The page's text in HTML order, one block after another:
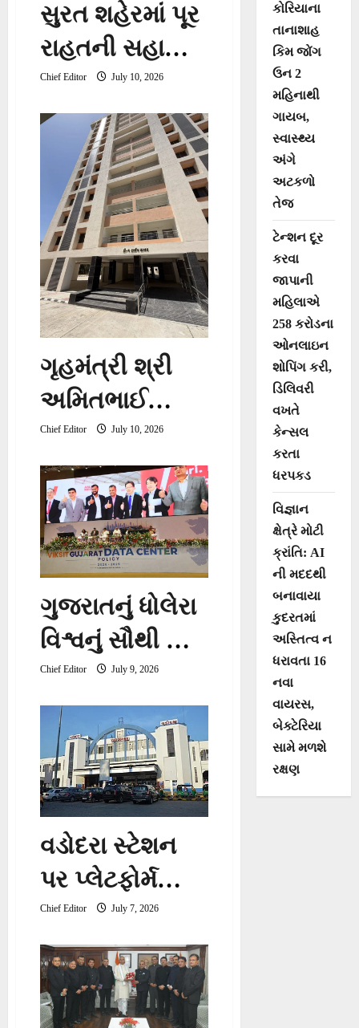
સુરત શહેરમાં પૂર
રાહતની સહાય
માટે તત્કાલ
સર્વેની કામગીરી
Chief Editor July 10, 2026
ગૃહમંત્રી શ્રી
અમિતભાઈ
શાહના હસ્તે
અમદાવાદમાં
સરકારી
આવાસોનું
લોકાર્પણ
Chief Editor July 10, 2026
ગુજરાતનું ધોલેરા
વિશ્વનું સૌથી મોટું
‘ડેટા સેન્ટર સિટી’
બનશે.
Chief Editor July 9, 2026
વડોદરા સ્ટેશન
પર પ્લેટફોર્મ
વિસ્તરણના
સિવિલ વર્કને
કારણે કેટલીક
ટ્રેનો પ્રભાવિત
Chief Editor July 7, 2026
કોરિયાના
તાનાશાહ
કિમ જોંગ
ઉન 2
મહિનાથી
ગાયબ,
સ્વાસ્થ્ય
અંગે
અટકળો
તેજ
ટેન્શન દૂર
કરવા
જાપાની
મહિલાએ
258 કરોડના
ઓનલાઇન
શોપિંગ કરી,
ડિલિવરી
વખતે
કેન્સલ
કરતા
ધરપકડ
વિજ્ઞાન
ક્ષેત્રે મોટી
ક્રાંતિ: AI
ની મદદથી
બનાવાયા
કુદરતમાં
અસ્તિત્વ ન
ધરાવતા 16
નવા
વાયરસ,
બેક્ટેરિયા
સામે મળશે
રક્ષણ